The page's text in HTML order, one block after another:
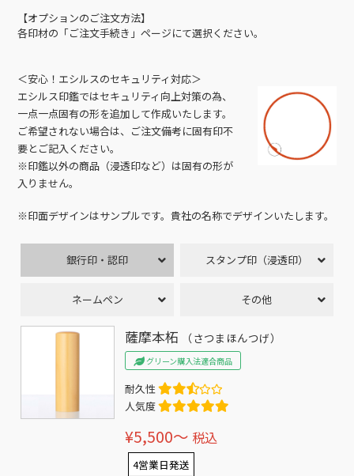
【オプションのご注文方法】
各印材の「ご注文手続き」ページにて選択ください。
＜安心！エシルスのセキュリティ対応＞
エシルス印鑑ではセキュリティ向上対策の為、
一点一点固有の形を追加して作成いたします。
ご希望されない場合は、ご注文備考に固有印不
要とご記入ください。
※印鑑以外の商品（浸透印など）は固有の形が
入りません。
※印面デザインはサンプルです。貴社の名称でデザインいたします。
銀行印・認印 スタンプ印（浸透印）
ネームペン その他
薩摩本柘 （さつまほんつげ）
グリーン購入法適合商品
耐久性
人気度
¥5,500〜 税込
4営業日発送